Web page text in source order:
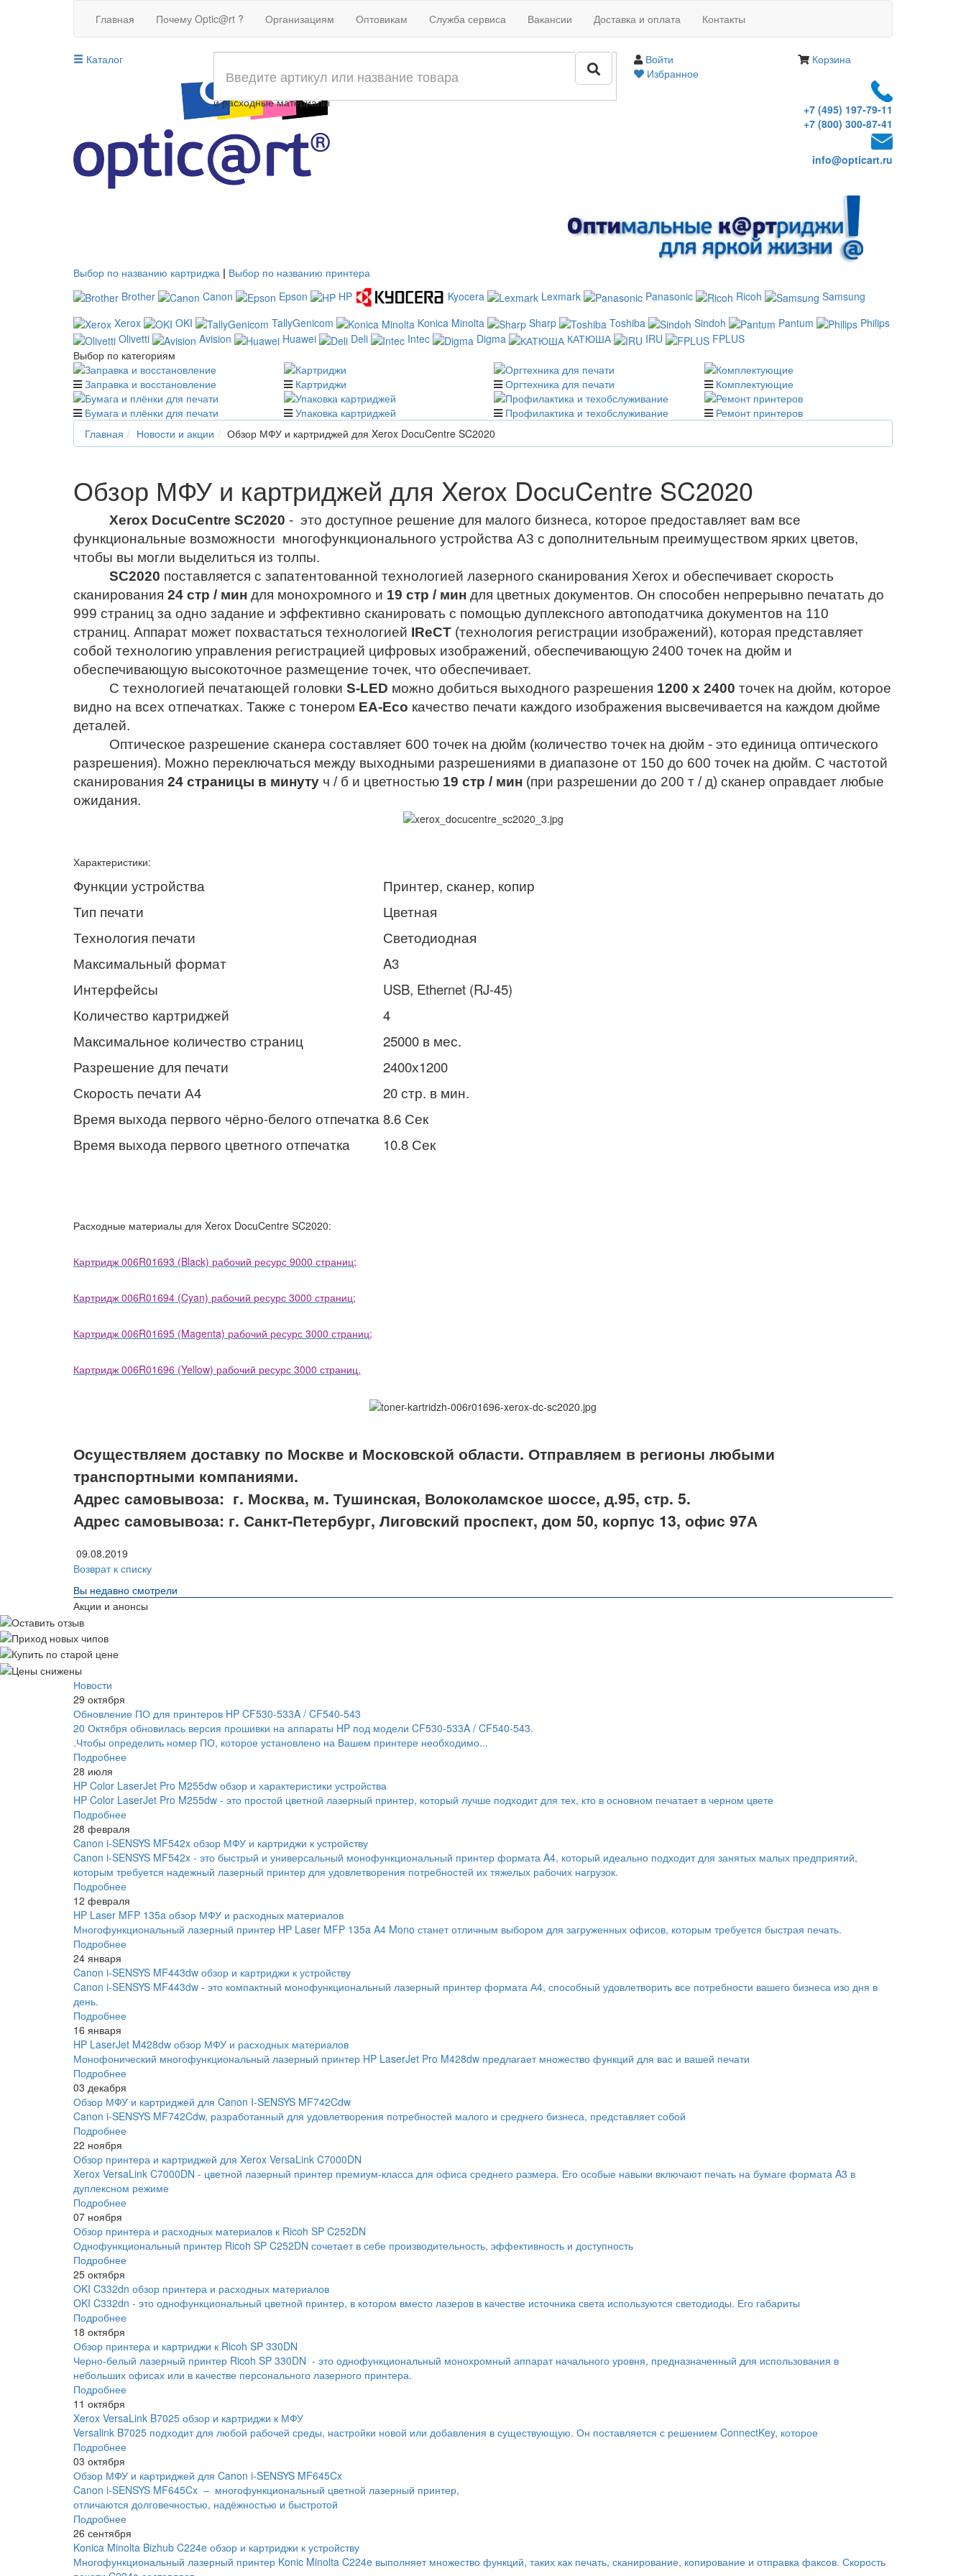
Главная Почему Optic@rt ? Организациям Оптовикам Служба сервиса Вакансии Доставка и оплата Контакты
Каталог
Войти
Избранное
Корзина
Совместимые картриджи
и расходные материалы
+7 (495) 197-79-11
+7 (800) 300-87-41
info@opticart.ru
Выбор по названию картриджа | Выбор по названию принтера
Brother
Canon Epson HP Kyocera Lexmark Panasonic Ricoh
Samsung
Xerox
OKI TallyGenicom Konica Minolta Sharp Toshiba Sindoh Pantum
Philips
Olivetti
Avision Huawei Deli Intec Digma КАТЮША IRU
FPLUS
Выбор по категориям
Заправка и восстановление
Картриджи Оргтехника для печати
Комплектующие
Бумага и плёнки для печати
Упаковка картриджей Профилактика и техобслуживание
Ремонт принтеров
Главная
Новости и акции Обзор МФУ и картриджей для Xerox DocuCentre SC2020
Обзор МФУ и картриджей для Xerox DocuCentre SC2020
Xerox DocuCentre SC2020 - это доступное решение для малого бизнеса, которое предоставляет вам все
функциональные возможности многофункционального устройства A3 с дополнительным преимуществом ярких цветов,
чтобы вы могли выделиться из толпы.
SC2020 поставляется с запатентованной технологией лазерного сканирования Xerox и обеспечивает скорость
сканирования 24 стр / мин для монохромного и 19 стр / мин для цветных документов. Он способен непрерывно печатать до
999 страниц за одно задание и эффективно сканировать с помощью дуплексного автоподатчика документов на 110
страниц. Аппарат может похвастаться технологией IReCT (технология регистрации изображений), которая представляет
собой технологию управления регистрацией цифровых изображений, обеспечивающую 2400 точек на дюйм и
обеспечивающую высокоточное размещение точек, что обеспечивает.
С технологией печатающей головки S-LED можно добиться выходного разрешения 1200 x 2400 точек на дюйм, которое
видно на всех отпечатках. Также с тонером EA-Eco качество печати каждого изображения высвечивается на каждом дюйме
деталей.
Оптическое разрешение сканера составляет 600 точек на дюйм (количество точек на дюйм - это единица оптического
разрешения). Можно переключаться между выходными разрешениями в диапазоне от 150 до 600 точек на дюйм. С частотой
сканирования 24 страницы в минуту ч / б и цветностью 19 стр / мин (при разрешении до 200 т / д) сканер оправдает любые
ожидания.
Характеристики:
Функции устройства
Принтер, сканер, копир
Тип печати
Цветная
Технология печати
Светодиодная
Максимальный формат
A3
Интерфейсы
USB, Ethernet (RJ-45)
Количество картриджей
4
Максимальное количество страниц
25000 в мес.
Разрешение для печати
2400х1200
Скорость печати А4
20 стр. в мин.
Время выхода первого чёрно-белого отпечатка 8.6 Сек
Время выхода первого цветного отпечатка
10.8 Сек
Расходные материалы для Xerox DocuCentre SC2020:
Картридж 006R01693 (Black) рабочий ресурс 9000 страниц;
Картридж 006R01694 (Cyan) рабочий ресурс 3000 страниц;
Картридж 006R01695 (Magenta) рабочий ресурс 3000 страниц;
Картридж 006R01696 (Yellow) рабочий ресурс 3000 страниц.
Осуществляем доставку по Москве и Московской области. Отправляем в регионы любыми
транспортными компаниями.
Адрес самовывоза: г. Москва, м. Тушинская, Волоколамское шоссе, д.95, стр. 5.
Адрес самовывоза: г. Санкт-Петербург, Лиговский проспект, дом 50, корпус 13, офис 97А
09.08.2019
Возврат к списку
Вы недавно смотрели
Акции и анонсы
Новости
29 октября
Обновление ПО для принтеров HP CF530-533A / CF540-543
20 Октября обновилась версия прошивки на аппараты HP под модели CF530-533A / CF540-543.
.Чтобы определить номер ПО, которое установлено на Вашем принтере необходимо...
Подробнее
28 июля
HP Color LaserJet Pro M255dw обзор и характеристики устройства
HP Color LaserJet Pro M255dw - это простой цветной лазерный принтер, который лучше подходит для тех, кто в основном печатает в черном цвете
Подробнее
28 февраля
Canon i-SENSYS MF542x обзор МФУ и картриджи к устройству
Canon i-SENSYS MF542x - это быстрый и универсальный монофункциональный принтер формата A4, который идеально подходит для занятых малых предприятий,
которым требуется надежный лазерный принтер для удовлетворения потребностей их тяжелых рабочих нагрузок.
Подробнее
12 февраля
HP Laser MFP 135a обзор МФУ и расходных материалов
Многофункциональный лазерный принтер HP Laser MFP 135a A4 Mono станет отличным выбором для загруженных офисов, которым требуется быстрая печать.
Подробнее
24 января
Canon i-SENSYS MF443dw обзор и картриджи к устройству
Canon i-SENSYS MF443dw - это компактный монофункциональный лазерный принтер формата А4, способный удовлетворить все потребности вашего бизнеса изо дня в
день.
Подробнее
16 января
HP LaserJet M428dw обзор МФУ и расходных материалов
Монофонический многофункциональный лазерный принтер HP LaserJet Pro M428dw предлагает множество функций для вас и вашей печати
Подробнее
03 декабря
Обзор МФУ и картриджей для Canon I-SENSYS MF742Cdw
Canon i-SENSYS MF742Cdw, разработанный для удовлетворения потребностей малого и среднего бизнеса, представляет собой
Подробнее
22 ноября
Обзор принтера и картриджей для Xerox VersaLink C7000DN
Xerox VersaLink C7000DN - цветной лазерный принтер премиум-класса для офиса среднего размера. Его особые навыки включают печать на бумаге формата A3 в
дуплексном режиме
Подробнее
07 ноября
Обзор принтера и расходных материалов к Ricoh SP C252DN
Однофункциональный принтер Ricoh SP C252DN сочетает в себе производительность, эффективность и доступность
Подробнее
25 октября
OKI C332dn обзор принтера и расходных материалов
OKI C332dn - это однофункциональный цветной принтер, в котором вместо лазеров в качестве источника света используются светодиоды. Его габариты
Подробнее
18 октября
Обзор принтера и картриджи к Ricoh SP 330DN
Черно-белый лазерный принтер Ricoh SP 330DN - это однофункциональный монохромный аппарат начального уровня, предназначенный для использования в
небольших офисах или в качестве персонального лазерного принтера.
Подробнее
11 октября
Xerox VersaLink B7025 обзор и картриджи к МФУ
Versalink B7025 подходит для любой рабочей среды, настройки новой или добавления в существующую. Он поставляется с решением ConnectKey, которое
Подробнее
03 октября
Обзор МФУ и картриджей для Canon i-SENSYS MF645Cx
Canon i-SENSYS MF645Cx – многофункциональный цветной лазерный принтер,
отличаются долговечностью, надёжностью и быстротой
Подробнее
26 сентября
Konica Minolta Bizhub C224e обзор и картриджи к устройству
Многофункциональный лазерный принтер Konic Minolta C224e выполняет множество функций, таких как печать, сканирование, копирование и отправка факсов. Скорость